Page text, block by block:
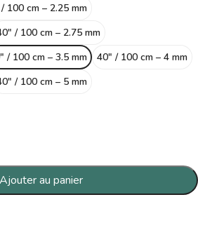
100 cm – 2.25 mm
/ 100 cm – 2.75 mm
/ 100 cm – 3.5 mm
40″ / 100 cm – 4 mm
/ 100 cm – 5 mm
Ajouter au panier